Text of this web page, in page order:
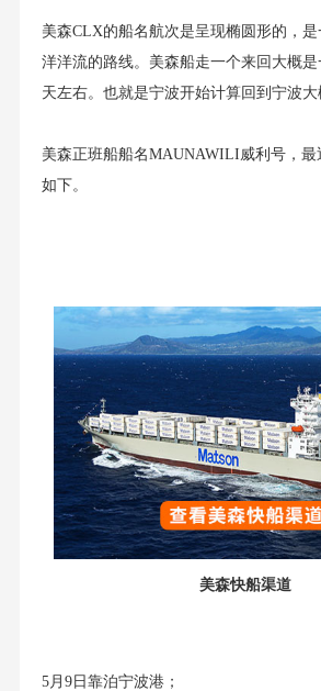
美森CLX的船名航次是呈现椭圆形的，
洋洋流的路线。美森船走一个来回大概
天左右。也就是宁波开始计算回到宁波大
美森正班船船名MAUNAWILI威利号，最
如下。
美森快船渠道
5月9日靠泊宁波港；